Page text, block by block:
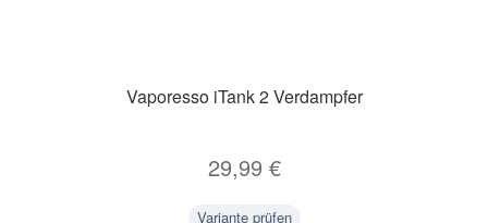
Vaporesso iTank 2 Verdampfer
29,99 €
Variante prüfen